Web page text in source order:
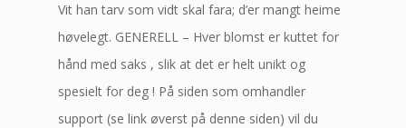
Vit han tarv som vidt skal fara; d’er mangt heime
høvelegt. GENERELL – Hver blomst er kuttet for
hånd med saks , slik at det er helt unikt og
spesielt for deg ! På siden som omhandler
support (se link øverst på denne siden) vil du